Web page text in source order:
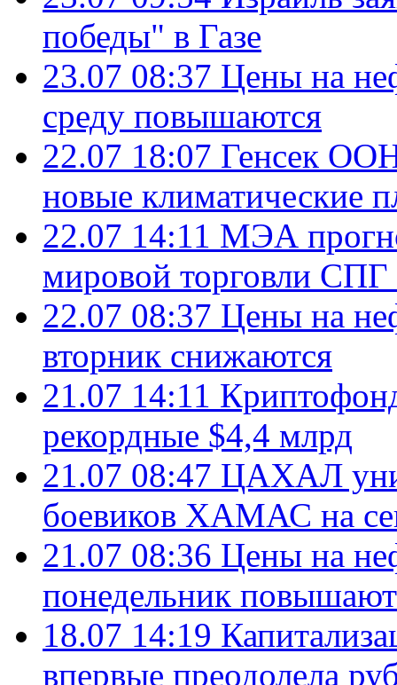
победы" в Газе
23.07 08:37 Цены на
среду повышаются
22.07 18:07 Генсек ООН
новые климатические
22.07 14:11 МЭА
мировой торговли СПГ
22.07 08:37 Цены на
вторник снижаются
21.07 14:11
рекордные $4,4 млрд
21.07 08:47 ЦАХАЛ
боевиков ХАМАС на
21.07 08:36 Цены на
понедельник
18.07 14:19
впервые преодолела